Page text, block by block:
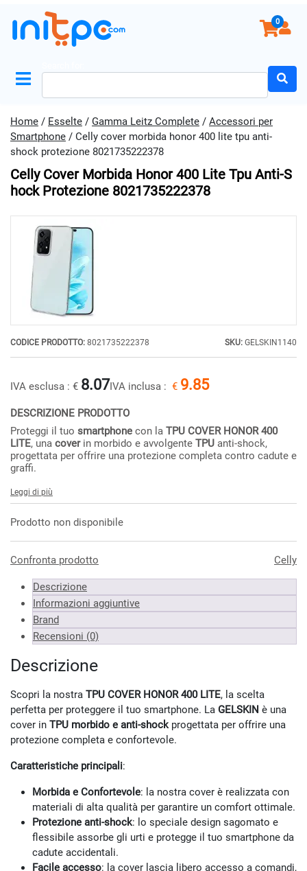
0
Home / Esselte / Gamma Leitz Complete / Accessori per
Smartphone / Celly cover morbida honor 400 lite tpu anti-
shock protezione 8021735222378
Celly Cover Morbida Honor 400 Lite Tpu Anti-S
Hock Protezione 8021735222378
CODICE PRODOTTO: 8021735222378 SKU: GELSKIN1140
IVA esclusa : € 8.07IVA inclusa : € 9.85
DESCRIZIONE PRODOTTO
Proteggi il tuo smartphone con la TPU COVER HONOR 400
LITE , una coverin morbido e avvolgente TPU anti-shock,
progettata per offrire una protezione completa contro cadute e
graffi.
Leggi di più
Prodotto non disponibile
Confronta prodotto Celly
Descrizione
Informazioni aggiuntive
Brand
Recensioni (0)
Descrizione
Scopri la nostra TPU COVER HONOR 400 LITE , la scelta
perfetta per proteggere il tuo smartphone. La GELSKIN è una
cover in TPU morbido e anti-shock progettata per offrire una
protezione completa e confortevole.
Caratteristiche principali:
Morbida e Confortevole: la nostra cover è realizzata con
materiali di alta qualità per garantire un comfort ottimale.
Protezione anti-shock: lo speciale design sagomato e
flessibile assorbe gli urti e protegge il tuo smartphone da
cadute accidentali.
Facile accesso: la cover lascia libero accesso a comandi,